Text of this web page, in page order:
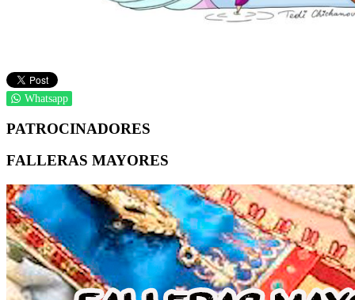
Whatsapp
PATROCINADORES
FALLERAS MAYORES